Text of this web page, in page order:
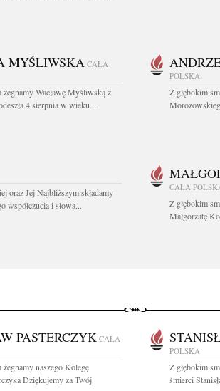
MYŚLIWSKA CAŁA
żegnamy Wacławę Myśliwską z
4 sierpnia w wieku...
POLSKA
Z głębokim
oraz Jej Najbliższym składamy
współczucia i słowa...
CAŁA
Z głębokim
Małgorzatę
PASTERCZYK CAŁA
żegnamy naszego Kolegę
Dziękujemy za Twój
POLSKA
Z głębokim
śmierci